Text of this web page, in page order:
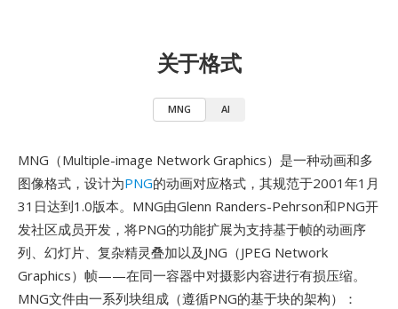
关于格式
MNG AI
MNG（Multiple-image Network Graphics）是一种动画和多
图像格式，设计为PNG的动画对应格式，其规范于2001年1月
31日达到1.0版本。MNG由Glenn Randers-Pehrson和PNG开
发社区成员开发，将PNG的功能扩展为支持基于帧的动画序
列、幻灯片、复杂精灵叠加以及JNG（JPEG Network
Graphics）帧——在同一容器中对摄影内容进行有损压缩。
MNG文件由一系列块组成（遵循PNG的基于块的架构）：